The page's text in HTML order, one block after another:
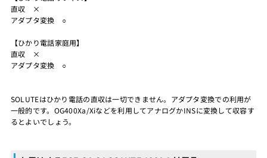
直収 ×
アダプタ変換 ○
【ひかり電話家庭用】
直収 ×
アダプタ変換 ○
SOLUTEはひかり電話の直収は一切できません。アダプタ変換での利用が
一般的です。OG400Xa/Xiなどを利用してアナログかINSに変換して収容す
るとよいでしょう。